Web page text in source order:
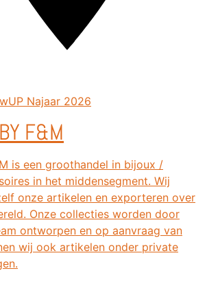
Najaar 2026
F&M
is een groothandel in bijoux /
in het middensegment. Wij
onze artikelen en exporteren over
Onze collecties worden door
ontworpen en op aanvraag van
wij ook artikelen onder private